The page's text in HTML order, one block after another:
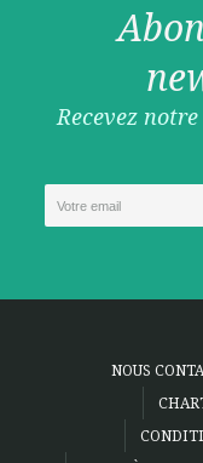
Recevez
NOUS